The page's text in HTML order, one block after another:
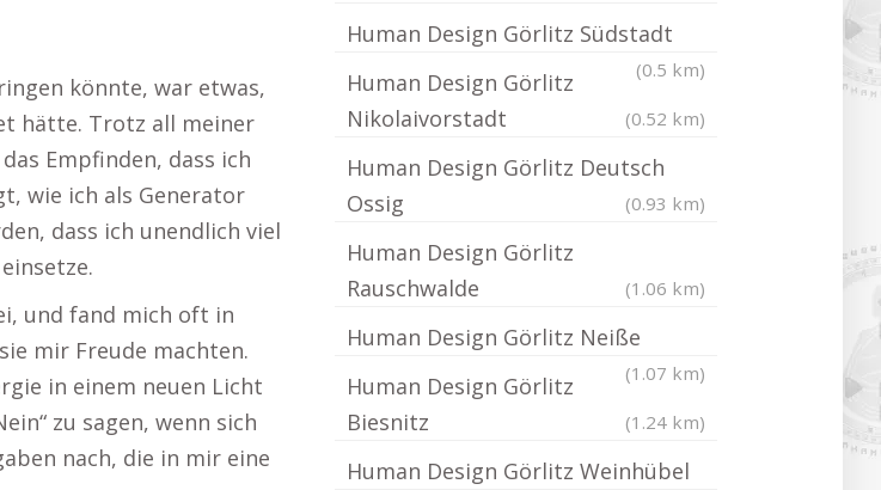
könnte, war etwas,
hätte. Trotz all meiner
Empfinden, dass ich
wie ich als Generator
dass ich unendlich viel
und fand mich oft in
mir Freude machten.
in einem neuen Licht
zu sagen, wenn sich
nach, die in mir eine
Human Design Görlitz Südstadt
(0.5 km)
Human Design Görlitz
Nikolaivorstadt
(0.52 km)
Human Design Görlitz Deutsch
Ossig
(0.93 km)
Human Design Görlitz
Rauschwalde
(1.06 km)
Human Design Görlitz Neiße
(1.07 km)
Human Design Görlitz
Biesnitz
(1.24 km)
Human Design Görlitz Weinhübel